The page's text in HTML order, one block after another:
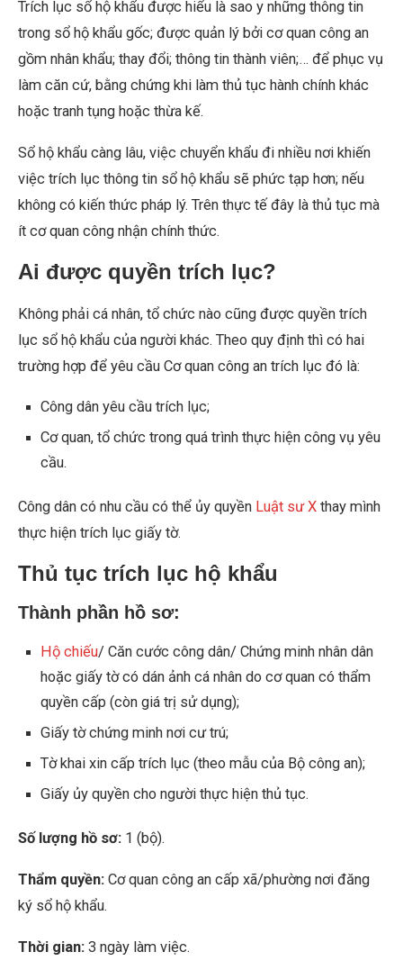
Trích lục sổ hộ khẩu được hiểu là sao y những thông tin
trong sổ hộ khẩu gốc; được quản lý bởi cơ quan công an
gồm nhân khẩu; thay đổi; thông tin thành viên;… để phục vụ
làm căn cứ, bằng chứng khi làm thủ tục hành chính khác
hoặc tranh tụng hoặc thừa kế.
Sổ hộ khẩu càng lâu, việc chuyển khẩu đi nhiều nơi khiến
việc trích lục thông tin sổ hộ khẩu sẽ phức tạp hơn; nếu
không có kiến thức pháp lý. Trên thực tế đây là thủ tục mà
ít cơ quan công nhận chính thức.
Ai được quyền trích lục?
Không phải cá nhân, tổ chức nào cũng được quyền trích
lục sổ hộ khẩu của người khác. Theo quy định thì có hai
trường hợp để yêu cầu Cơ quan công an trích lục đó là:
Công dân yêu cầu trích lục;
Cơ quan, tổ chức trong quá trình thực hiện công vụ yêu
cầu.
Công dân có nhu cầu có thể ủy quyền Luật sư X thay mình
thực hiện trích lục giấy tờ.
Thủ tục trích lục hộ khẩu
Thành phần hồ sơ:
Hộ chiếu/ Căn cước công dân/ Chứng minh nhân dân
hoặc giấy tờ có dán ảnh cá nhân do cơ quan có thẩm
quyền cấp (còn giá trị sử dụng);
Giấy tờ chứng minh nơi cư trú;
Tờ khai xin cấp trích lục (theo mẫu của Bộ công an);
Giấy ủy quyền cho người thực hiện thủ tục.
Số lượng hồ sơ: 1 (bộ).
Thẩm quyền: Cơ quan công an cấp xã/phường nơi đăng
ký sổ hộ khẩu.
Thời gian: 3 ngày làm việc.